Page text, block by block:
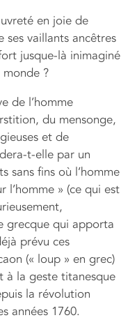
en joie de
ses vaillants ancêtres
jusque-là inimaginé
monde ?
de l’homme
du mensonge,
et de
t-elle par un
sans fins où l’homme
l’homme » (ce qui est
grecque qui apporta
prévu ces
(« loup » en grec)
à la geste titanesque
la révolution
années 1760.